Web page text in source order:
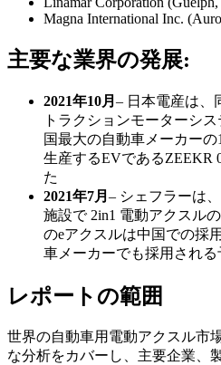
Magna International Inc.
主要な業界の発展:
2021年10月 – 日本電産は、
トラクションモーターシ
国最大の自動車メーカー
生産するEVであるZEEKR
た
2021年7月 – シェフラーは
施設で 2in1 電動アクスル
のeアクスルは中国での採
車メーカーでも採用される
レポートの範囲
世界の自動車用電動アクスル市
な分析をカバーし、主要企業、